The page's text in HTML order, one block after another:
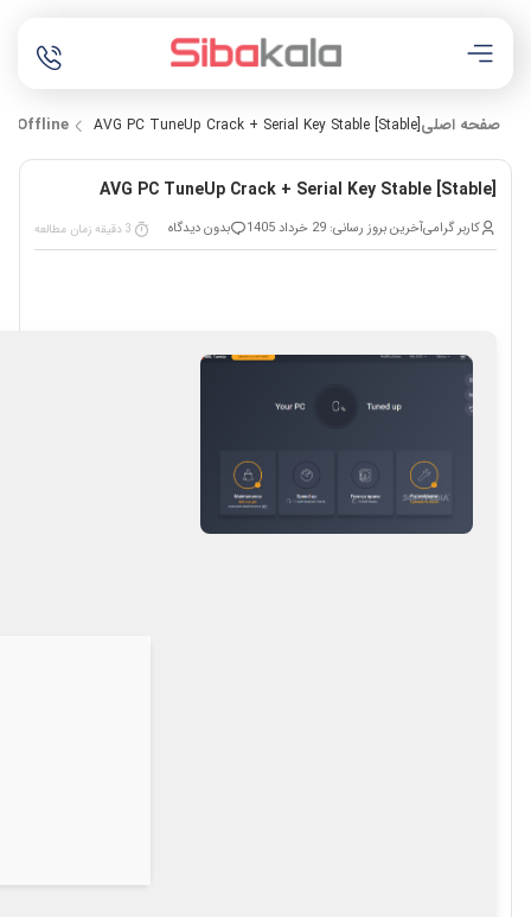
صفحه اصلی Offline AVG PC TuneUp Crack + Serial Key Stable [Stable]
AVG PC TuneUp Crack + Serial Key Stable [Stable]
کاربر گرامیآخرین بروز رسانی: 29 خرداد 1405 بدون دیدگاه 3 دقیقه زمان مطالعه